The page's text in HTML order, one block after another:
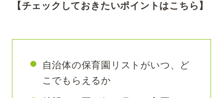
【チェックしておきたいポイントはこちら】
自治体の保育園リストがいつ、ど
こでもらえるか